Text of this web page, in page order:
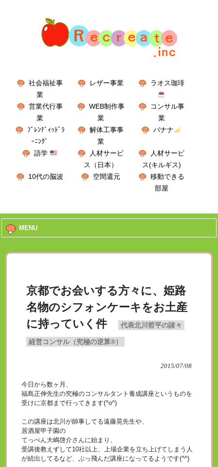
社会福祉事
業
レザー事業 ラオス珈琲
営業代行事
業
WEB制作事
業
コンサル事
業
ﾌﾞﾚﾝﾃﾞｨｯﾄﾞﾗ
ｰﾆﾝｸﾞ
解体工事事
業
バナナ
語学
人材サービ
ス（日本）
人材サービ
ス(キルギス)
10代の脳波
空間還元
移動できる
部屋
MENU
京都でお会いする方々に、姫路
名物のシフォンケーキをお土産
に持っていく件
代表北川哲平の諸々
経営コンサル（究極の逆算®）
2015/07/08
今日から数ヶ月、
福島正伸先生の究極のコンサルタント養成講座というものを
受けに京都まで行ってきます(^o^)
この講座は北川が師事してる遠藤晃先生や、
居酒屋甲子園の
てっぺん大嶋啓介さんに始まり、
受講後教えずして10社以上、上場企業を立ち上げてしまう人
が続出してるなど、ぶっ飛んだ講座になってるようです(^^)